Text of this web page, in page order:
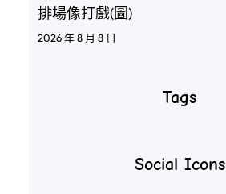
排場像打戲(圖)
2026 年 8 月 8 日
Tags
Social Icons